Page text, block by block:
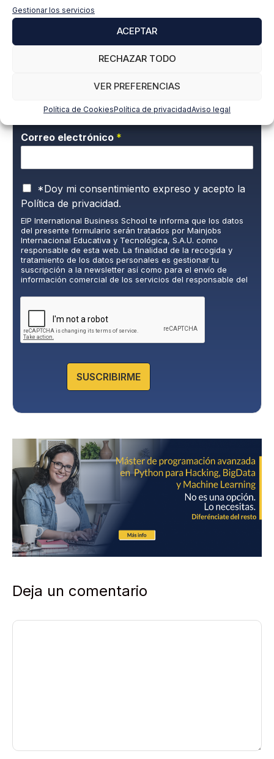
Gestionar los servicios
ACEPTAR
RECHAZAR TODO
VER PREFERENCIAS
Política de CookiesPolítica de privacidadAviso legal
Suscríbete a nuestra newsletter para estar
al día de todas las novedades
Nombre y apellidos*
Correo electrónico *
P
o
l
í
t
i
c
a
d
e
v
*Doy mi consentimiento expreso y acepto la
Política de privacidad.
EIP International Business School te informa que los datos
del presente formulario serán tratados por Mainjobs
Internacional Educativa y Tecnológica, S.A.U. como
responsable de esta web. La finalidad de la recogida y
tratamiento de los datos personales es gestionar tu
suscripción a la newsletter así como para el envío de
información comercial de los servicios del responsable del
del/a interesado/a. No se cederán datos a terceros, salvo
obligación legal. Podrás ejercer tus derechos de acceso,
rectificación, limitación y supresión de los datos en
cumplimiento@grupomainjobs.com
, así como el derecho a
presentar una reclamación ante la autoridad de control.
encontrarás en nuestra página web.
SUSCRIBIRME
Deja un comentario
Comentario